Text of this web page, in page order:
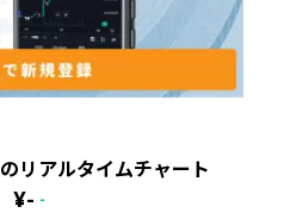
のリアルタイムチャート
¥- -